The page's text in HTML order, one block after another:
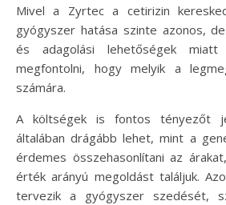
Mivel a Zyrtec a cetirizin
gyógyszer hatása szinte azonos,
és adagolási lehetőségek miatt
megfontolni, hogy melyik a
számára.
A költségek is fontos tényezőt
általában drágább lehet, mint a
érdemes összehasonlítani az
érték arányú megoldást találjuk.
tervezik a gyógyszer szedését,